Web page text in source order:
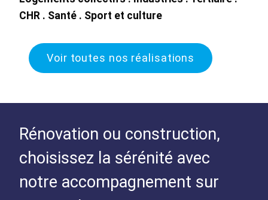
CHR . Santé . Sport et culture
Voir toutes nos réalisations
Rénovation ou construction,
choisissez la sérénité avec
notre accompagnement sur